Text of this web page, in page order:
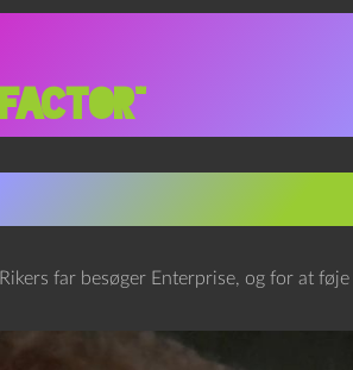
factor”
Rikers far besøger Enterprise, og for at